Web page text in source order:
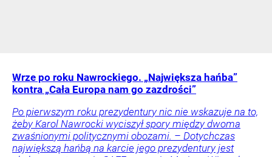
Wrze po roku Nawrockiego. „Największa hańba”
kontra „Cała Europa nam go zazdrości”
Po pierwszym roku prezydentury nic nie wskazuje na to,
żeby Karol Nawrocki wyciszył spory między dwoma
zwaśnionymi politycznymi obozami. – Dotychczas
największą hańbą na karcie jego prezydentury jest